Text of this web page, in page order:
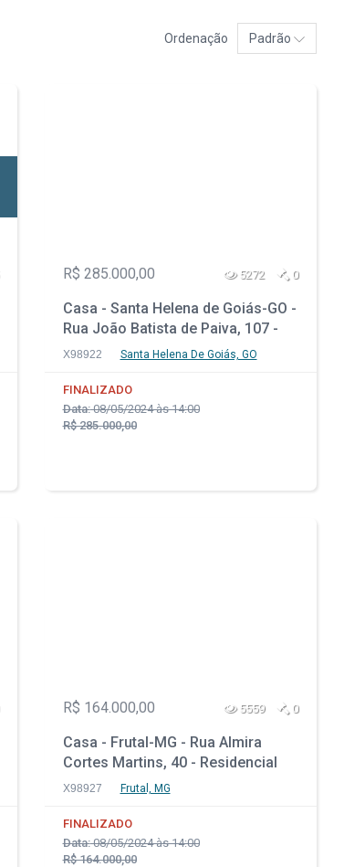
Ordenação Padrão
R$ 285.000,00 5272 0
Casa - Santa Helena de Goiás-GO -
Rua João Batista de Paiva, 107 -
Parque Residencial Isaura
X98922 Santa Helena De Goiás, GO
FINALIZADO
Data:08/05/2024 às 14:00
R$ 285.000,00
R$ 164.000,00 5559 0
Casa - Frutal-MG - Rua Almira
Cortes Martins, 40 - Residencial
Jardim das Esmeraldas
X98927 Frutal, MG
FINALIZADO
Data:08/05/2024 às 14:00
R$ 164.000,00